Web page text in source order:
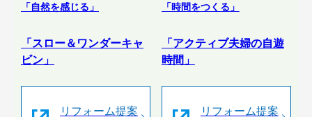
「自然を感じる」
「スロー＆ワンダーキャ
ビン」
リフォーム提案
「時間をつくる」
「アクティブ夫婦の自遊
時間」
リフォーム提案